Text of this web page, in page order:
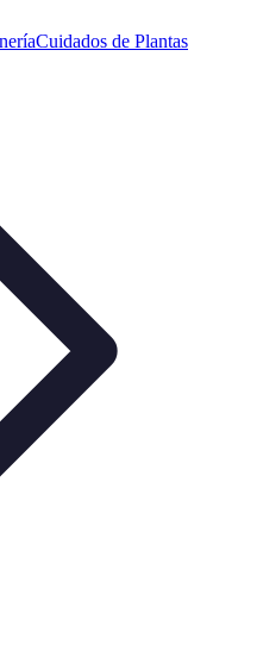
Cuidados de Plantas